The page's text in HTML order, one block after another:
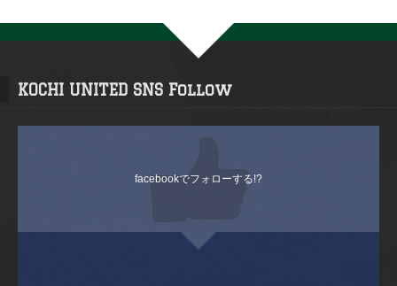
KOCHI UNITED SNS Follow
facebookでフォローする!?